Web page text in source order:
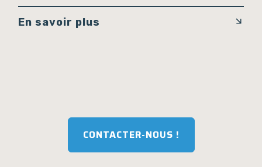
En savoir plus
CONTACTER-NOUS !